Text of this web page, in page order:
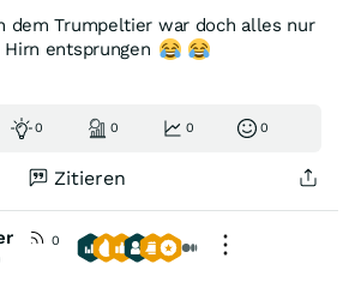
dem Trumpeltier war doch alles nur
entsprungen
0 0 0 0
Zitieren
0